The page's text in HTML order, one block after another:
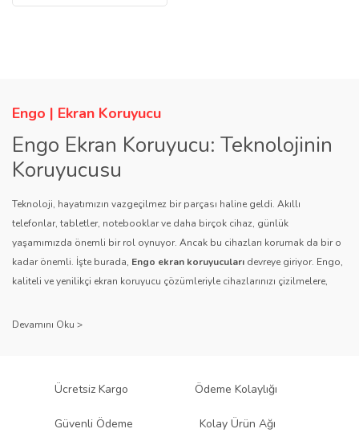
Engo | Ekran Koruyucu
Engo Ekran Koruyucu: Teknolojinin
Koruyucusu
Teknoloji, hayatımızın vazgeçilmez bir parçası haline geldi. Akıllı
telefonlar, tabletler, notebooklar ve daha birçok cihaz, günlük
yaşamımızda önemli bir rol oynuyor. Ancak bu cihazları korumak da bir o
kadar önemli. İşte burada, Engo ekran koruyucuları devreye giriyor. Engo,
kaliteli ve yenilikçi ekran koruyucu çözümleriyle cihazlarınızı çizilmelere,
sağlıyor.
Engo ekran koruyucuları
, uzun yıllara dayanan tecrübesi ve teknolojiye
ürününü titiz bir kalite kontrol sürecinden geçirir. Kullanıcı dostu tasarımı
Ücretsiz Kargo Ödeme Kolaylığı
Güvenli Ödeme Kolay Ürün Ağı